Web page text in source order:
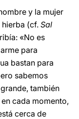
y la mujer
(cf. Sal
«No es
para
bastan para
sabemos
también
cada momento,
cerca de